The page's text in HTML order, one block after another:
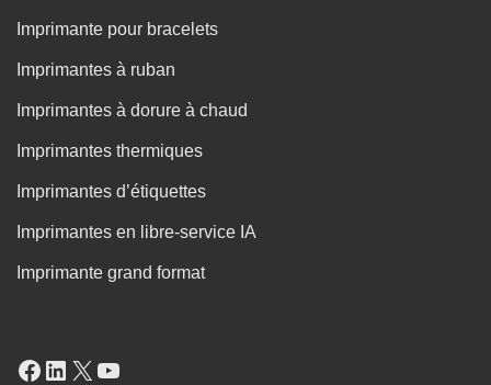
Imprimante pour bracelets
Imprimantes à ruban
Imprimantes à dorure à chaud
Imprimantes thermiques
Imprimantes d’étiquettes
Imprimantes en libre-service IA
Imprimante grand format